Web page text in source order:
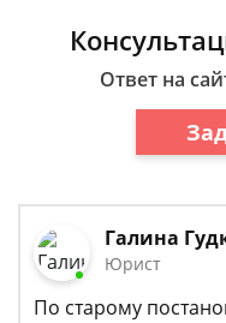
Ответ на
Галина
Юрист
По старому